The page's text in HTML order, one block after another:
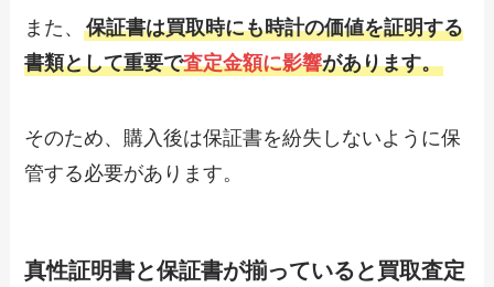
また、保証書は買取時にも時計の価値を証明する
書類として重要で査定金額に影響があります。
そのため、購入後は保証書を紛失しないように保
管する必要があります。
真性証明書と保証書が揃っていると買取査定